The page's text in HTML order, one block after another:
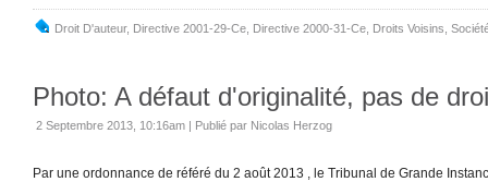
Droit D'auteur, Directive 2001-29-Ce Directive 2000-31-Ce Droits Voisins
Photo: A défaut d'originalité, pas de
2 Septembre 2013, 10:16am | Publié par Nicolas Herzog
Par une ordonnance de référé du 2 août 2013 , le Tribunal de Grande